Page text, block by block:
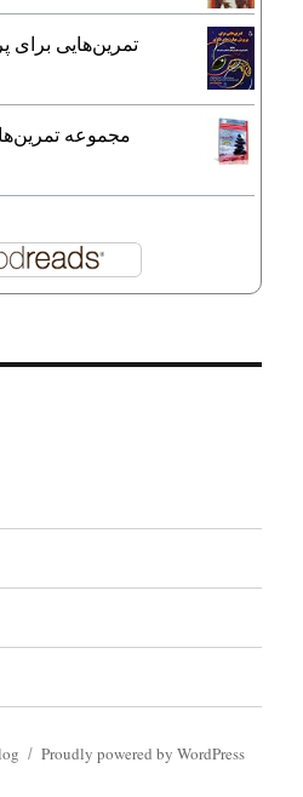
تمرین‌هایی
مجموعه
Proudly powered by WordPress